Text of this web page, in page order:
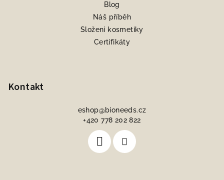
Blog
Náš příběh
Složení kosmetiky
Certifikáty
Kontakt
eshop@bioneeds.cz
+420 778 202 822